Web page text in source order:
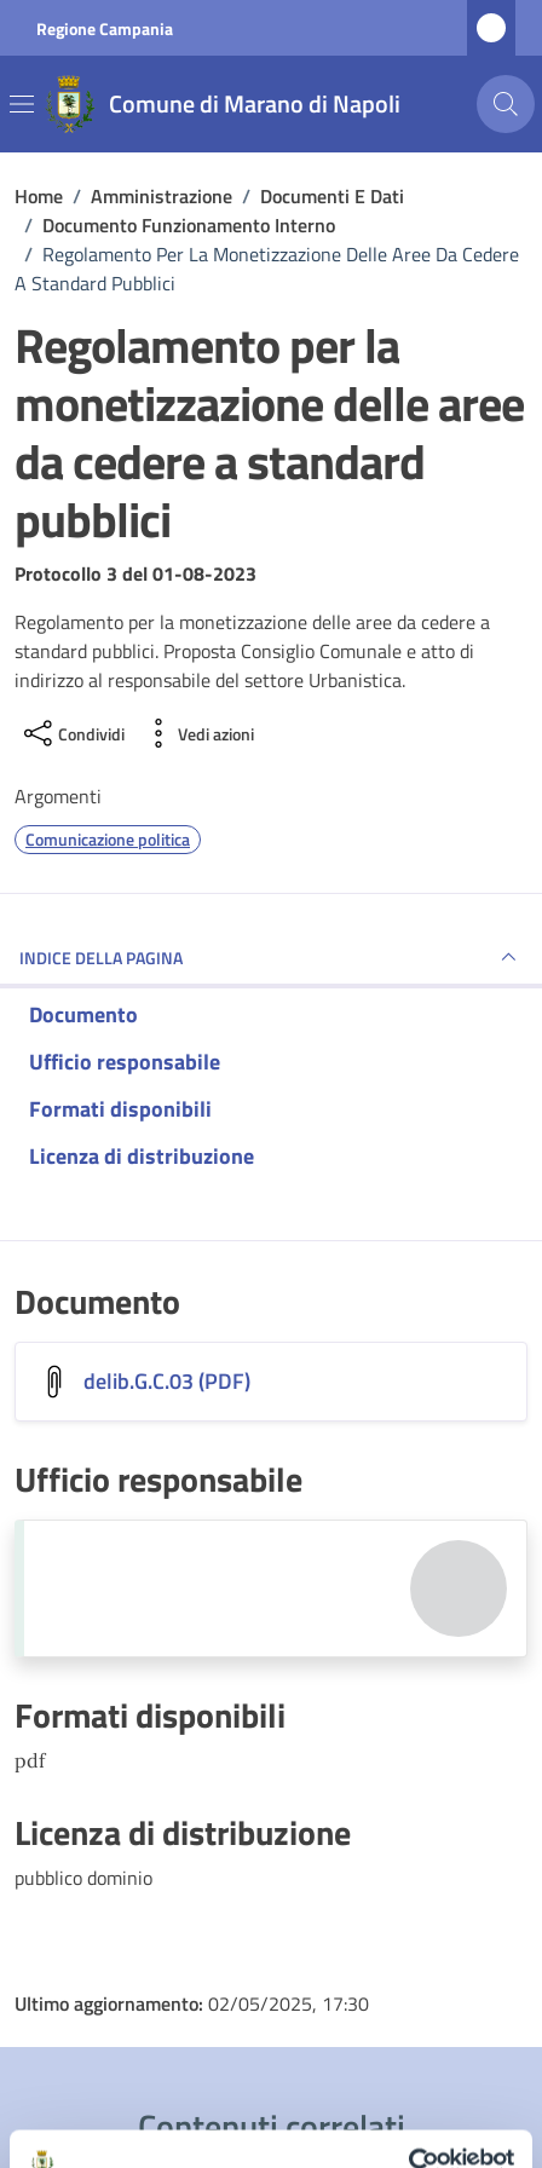
Regione Campania
Comune di Marano di Napoli
Home / Amministrazione / Documenti E Dati
/ Documento Funzionamento Interno
/ Regolamento Per La Monetizzazione Delle Aree Da Cedere
A Standard Pubblici
Regolamento per la
monetizzazione delle aree
da cedere a standard
pubblici
Dettagli del documento
Protocollo 3 del 01-08-2023
Regolamento per la monetizzazione delle aree da cedere a
standard pubblici. Proposta Consiglio Comunale e atto di
indirizzo al responsabile del settore Urbanistica.
Condividi Vedi azioni
Argomenti
Comunicazione politica
INDICE DELLA PAGINA
Documento
Ufficio responsabile
Formati disponibili
Licenza di distribuzione
Documento
delib.G.C.03 (PDF)
Ufficio responsabile
Formati disponibili
pdf
Licenza di distribuzione
pubblico dominio
Ultimo aggiornamento: 02/05/2025, 17:30
Contenuti correlati